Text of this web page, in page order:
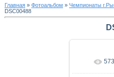
Главная » Фотоальбом » Чемпионаты
DSC00488
В 573